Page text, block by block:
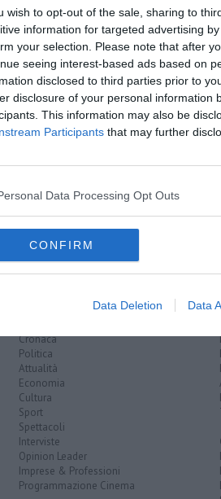
wish to opt-out of the sale, sharing to
information for targeted advertising
your selection. Please note that after
seeing interest-based ads based on
disclosed to third parties prior to
disclosure of your personal information
This information may also be
Participants that may further
Data Processing Opt Outs
CONFIRM
Data Deletion Data
Toscana iscriviti allaNewsletter
nella tua casella di posta.
allerta
lunigiana serchio versilia
Cronaca
Politica
Attualità
Economia
Cultura
Sport
Spettacoli
Interviste
Opinion Leader
Imprese & Professioni
Programmazione Cinema